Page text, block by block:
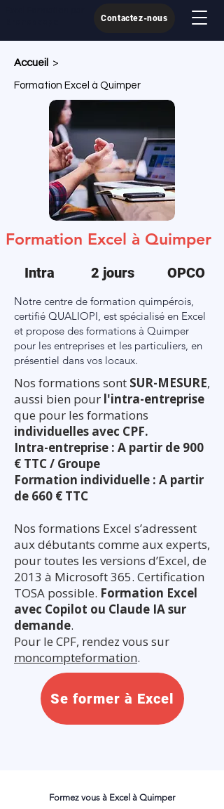
Contactez-nous
Accueil >
Formation Excel à Quimper
Formation Excel à Quimper
Intra 2 jours OPCO
Notre centre de formation quimpérois,
certifié QUALIOPI, est spécialisé en Excel
et propose des formations à Quimper
pour les entreprises et les particuliers, en
présentiel dans vos locaux.
Nos formations sont SUR-MESURE,
aussi bien pour l'intra-entreprise
que pour les formations
individuelles avec CPF.
Intra-entreprise : A partir de 900
€ TTC / Groupe
Formation individuelle : A partir
de 660 € TTC
Nos formations Excel s’adressent
aux débutants comme aux experts,
pour toutes les versions d’Excel, de
2013 à Microsoft 365. Certification
TOSA possible. Formation Excel
avec Copilot ou Claude IA sur
demande.
Pour le CPF, rendez vous sur
moncompteformation.
Se former à Excel
Formez vous à Excel à Quimper